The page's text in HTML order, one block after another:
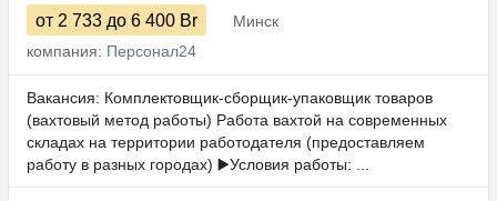
от 2 733 до 6 400 Br
Минск
компания: Персонал24
Вакансия: Комплектовщик-сборщик-упаковщик товаров
(вахтовый метод работы) Работа вахтой на современных
складах на территории работодателя (предоставляем
работу в разных городах) ▶️Условия работы: ...